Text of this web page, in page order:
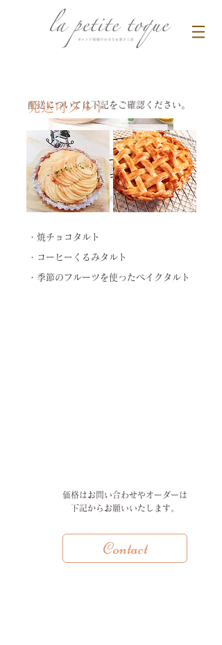
配送については下記をご確認ください。
発送可タルト
・焼チョコタルト
・コーヒーくるみタルト
・季節のフルーツを使ったベイクタルト
価格はお問い合わせやオーダーは
下記からお願いいたします。
Contact